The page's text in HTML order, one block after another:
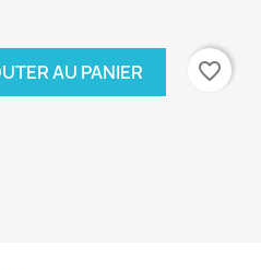
AU PANIER favorite_border